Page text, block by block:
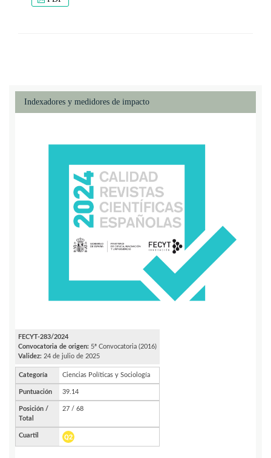
Indexadores y medidores de impacto